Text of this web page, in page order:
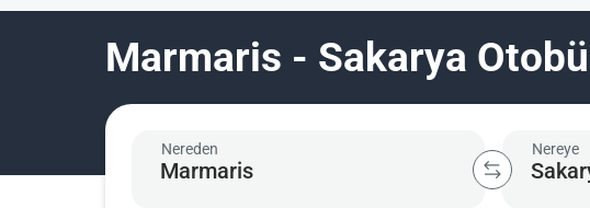
Marmaris - Sakarya
Nereden Nereye